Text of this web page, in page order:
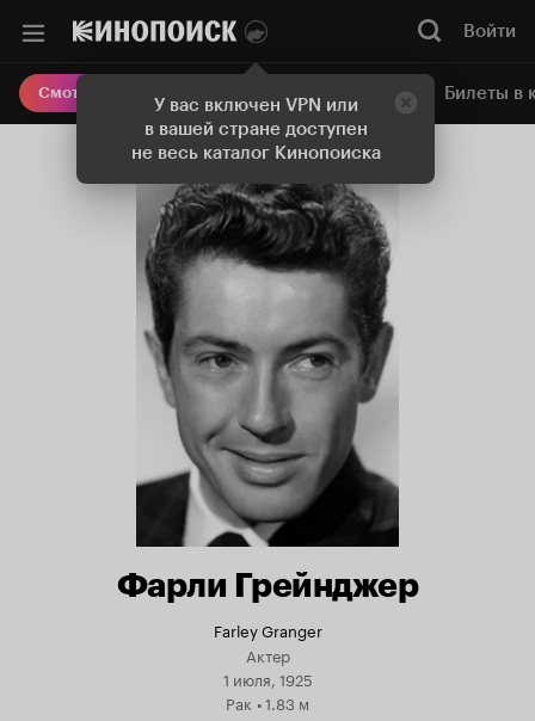
У вас включен VPN или
в вашей стране доступен
не весь каталог Кинопоиска
Войти
Смотреть кино Онлайн-кинотеатр Билеты в
Фарли Грейнджер
Farley Granger
Актер
1 июля, 1925
Рак •1.83 м